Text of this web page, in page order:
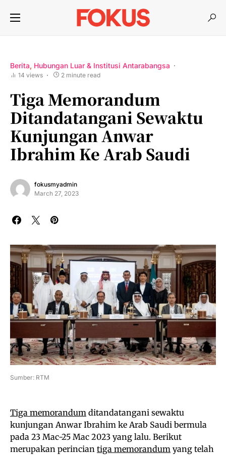
Berita Hubungan Luar & Institusi Antarabangsa
14 views 2 minute read
Tiga Memorandum
Ditandatangani Sewaktu
Kunjungan Anwar
Ibrahim Ke Arab Saudi
fokusmyadmin
March 27, 2023
Sumber: RTM
Tiga memorandum ditandatangani sewaktu
kunjungan Anwar Ibrahim ke Arab Saudi bermula
pada 23 Mac-25 Mac 2023 yang lalu. Berikut
merupakan perincian tiga memorandum yang telah